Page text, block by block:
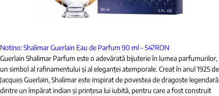
Notino: Shalimar Guerlain Eau de Parfum 90 ml – 547RON
Guerlain Shalimar Parfum este o adevărată bijuterie în lumea parfumurilor,
un simbol al rafinamentului și al eleganței atemporale. Creat în anul 1925 de
Jacques Guerlain, Shalimar este inspirat de povestea de dragoste legendară
dintre un împărat indian și prințesa lui iubită, pentru care a fost construit